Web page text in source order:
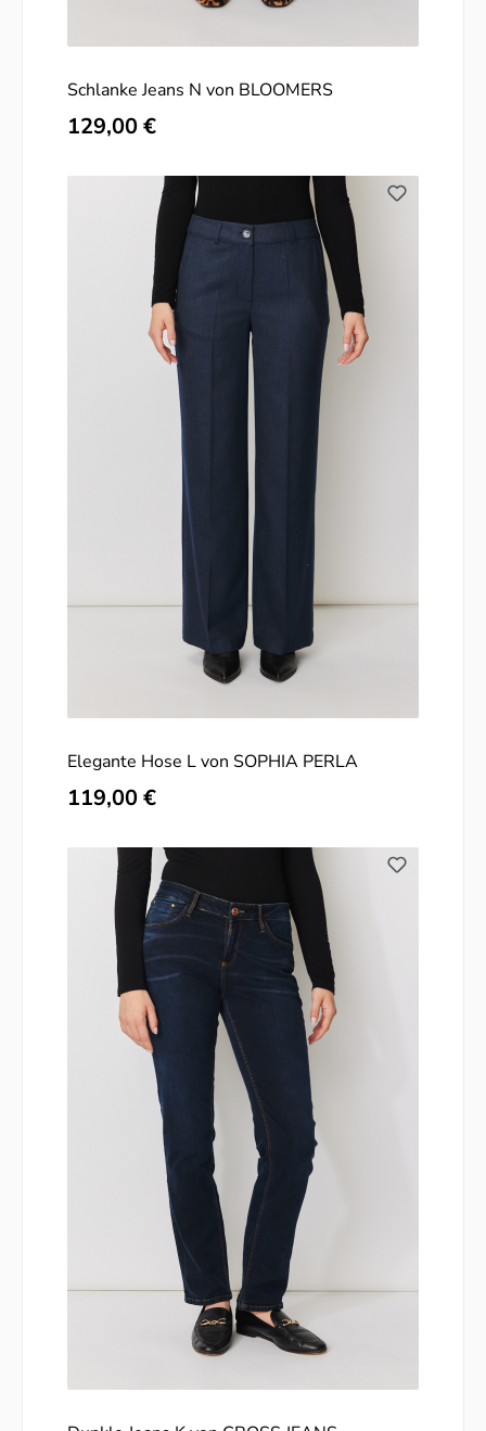
Schlanke Jeans N von BLOOMERS
Regulärer Preis:
129,00 €
Elegante Hose L von SOPHIA PERLA
Regulärer Preis:
119,00 €